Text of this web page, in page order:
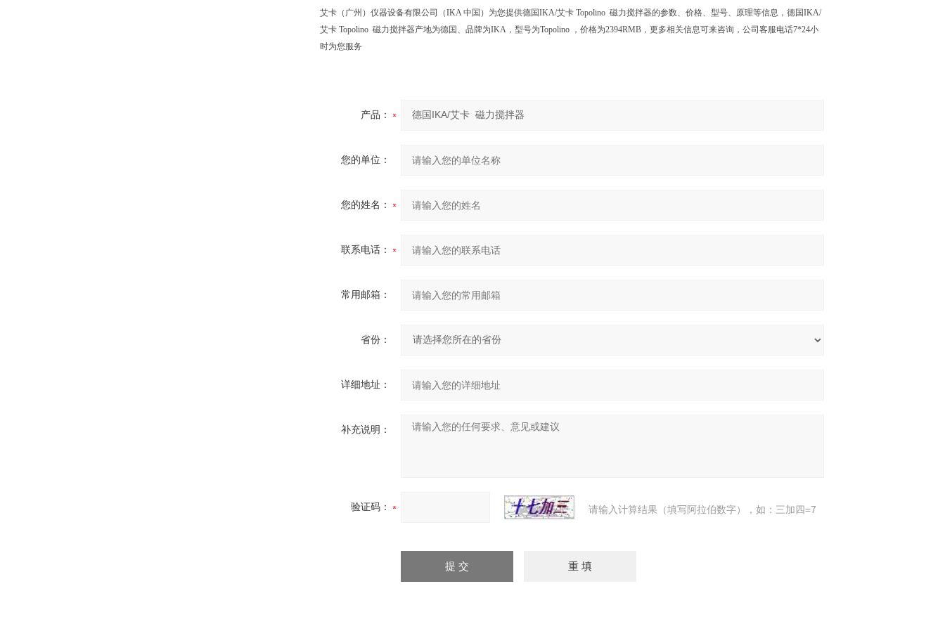
艾卡（广州）仪器设备有限公司（IKA 中国）为您提供德国IKA/艾卡 Topolino 磁力搅拌器的参数、价格、型号、原理等信息，德国IKA/
艾卡 Topolino 磁力搅拌器产地为德国、品牌为IKA，型号为Topolino ，价格为2394RMB，更多相关信息可来咨询，公司客服电话7*24小
时为您服务
产品：
您的单位：
您的姓名：
联系电话：
常用邮箱：
省份：
详细地址：
补充说明：
验证码： 请输入计算结果（填写阿拉伯数字），如：三加四=7